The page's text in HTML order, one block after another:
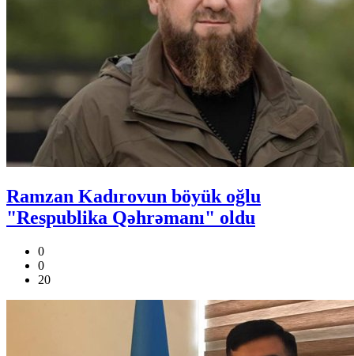
Ramzan Kadırovun böyük oğlu
"Respublika Qəhrəmanı" oldu
0
0
20